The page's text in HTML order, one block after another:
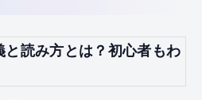
と読み方とは？初心者もわ